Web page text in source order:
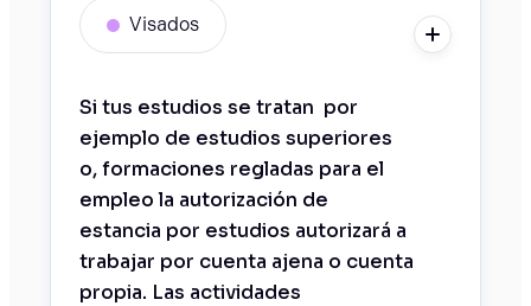
Visados
Si tus estudios se tratan por
ejemplo de estudios superiores
o, formaciones regladas para el
empleo la autorización de
estancia por estudios autorizará a
trabajar por cuenta ajena o cuenta
propia. Las actividades